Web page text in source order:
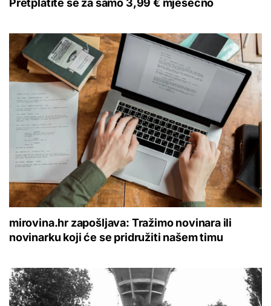
Pretplatite se za samo 3,99 € mjesečno
mirovina.hr zapošljava: Tražimo novinara ili
novinarku koji će se pridružiti našem timu